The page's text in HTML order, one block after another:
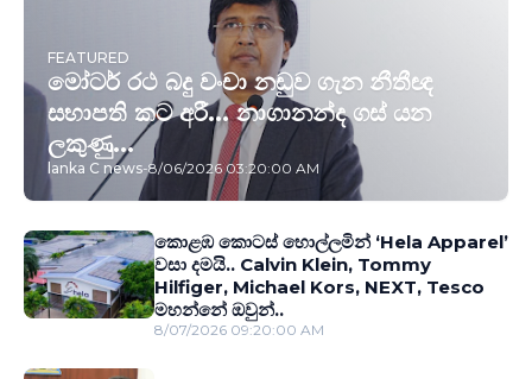
FEATURED
මෝටර් රථ බදු වංචා නඩුව ගැන නීතීඥ
සභාපති කට අරී... නාගානන්ද ගස් යන
ලකුණු...
lanka C news-8/06/2026 03:20:00 AM
කොළඹ කොටස් හොල්ලමින් ‘Hela Apparel’
වසා දමයි.. Calvin Klein, Tommy
Hilfiger, Michael Kors, NEXT, Tesco
මහන්නේ ඔවුන්..
8/07/2026 09:20:00 AM